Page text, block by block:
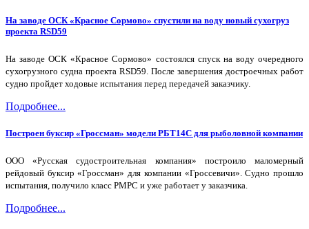
На заводе ОСК «Красное Сормово» спустили на воду новый сухогруз
проекта RSD59
На заводе ОСК «Красное Сормово» состоялся спуск на воду очередного
сухогрузного судна проекта RSD59. После завершения достроечных работ
судно пройдет ходовые испытания перед передачей заказчику.
Подробнее...
Построен буксир «Гроссман» модели РБТ14С для рыболовной компании
ООО «Русская судостроительная компания» построило маломерный
рейдовый буксир «Гроссман» для компании «Гроссевичи». Судно прошло
испытания, получило класс РМРС и уже работает у заказчика.
Подробнее...